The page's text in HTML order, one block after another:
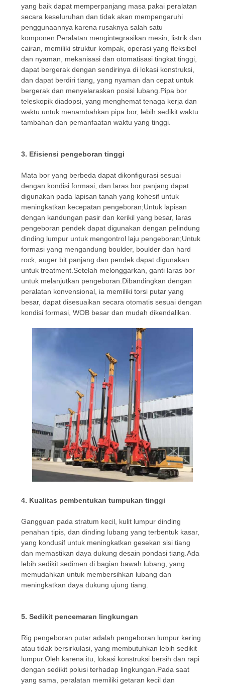
yang baik dapat memperpanjang masa pakai peralatan
secara keseluruhan dan tidak akan mempengaruhi
penggunaannya karena rusaknya salah satu
komponen.Peralatan mengintegrasikan mesin, listrik dan
cairan, memiliki struktur kompak, operasi yang fleksibel
dan nyaman, mekanisasi dan otomatisasi tingkat tinggi,
dapat bergerak dengan sendirinya di lokasi konstruksi,
dan dapat berdiri tiang, yang nyaman dan cepat untuk
bergerak dan menyelaraskan posisi lubang.Pipa bor
teleskopik diadopsi, yang menghemat tenaga kerja dan
waktu untuk menambahkan pipa bor, lebih sedikit waktu
tambahan dan pemanfaatan waktu yang tinggi.
3. Efisiensi pengeboran tinggi
Mata bor yang berbeda dapat dikonfigurasi sesuai
dengan kondisi formasi, dan laras bor panjang dapat
digunakan pada lapisan tanah yang kohesif untuk
meningkatkan kecepatan pengeboran;Untuk lapisan
dengan kandungan pasir dan kerikil yang besar, laras
pengeboran pendek dapat digunakan dengan pelindung
dinding lumpur untuk mengontrol laju pengeboran;Untuk
formasi yang mengandung boulder, boulder dan hard
rock, auger bit panjang dan pendek dapat digunakan
untuk treatment.Setelah melonggarkan, ganti laras bor
untuk melanjutkan pengeboran.Dibandingkan dengan
peralatan konvensional, ia memiliki torsi putar yang
besar, dapat disesuaikan secara otomatis sesuai dengan
kondisi formasi, WOB besar dan mudah dikendalikan.
4. Kualitas pembentukan tumpukan tinggi
Gangguan pada stratum kecil, kulit lumpur dinding
penahan tipis, dan dinding lubang yang terbentuk kasar,
yang kondusif untuk meningkatkan gesekan sisi tiang
dan memastikan daya dukung desain pondasi tiang.Ada
lebih sedikit sedimen di bagian bawah lubang, yang
memudahkan untuk membersihkan lubang dan
meningkatkan daya dukung ujung tiang.
5. Sedikit pencemaran lingkungan
Rig pengeboran putar adalah pengeboran lumpur kering
atau tidak bersirkulasi, yang membutuhkan lebih sedikit
lumpur.Oleh karena itu, lokasi konstruksi bersih dan rapi
dengan sedikit polusi terhadap lingkungan.Pada saat
yang sama, peralatan memiliki getaran kecil dan